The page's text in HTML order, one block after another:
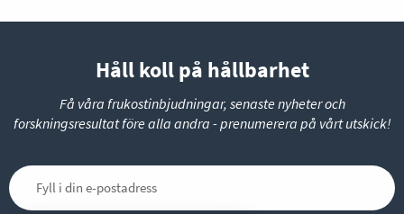
Håll koll på hållbarhet
Få våra frukostinbjudningar, senaste nyheter och
forskningsresultat före alla andra - prenumerera på vårt utskick!